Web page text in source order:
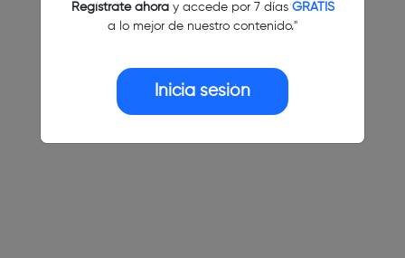
Regístrate ahoray accede por 7 días GRATIS
a lo mejor de nuestro contenido."
Inicia sesión